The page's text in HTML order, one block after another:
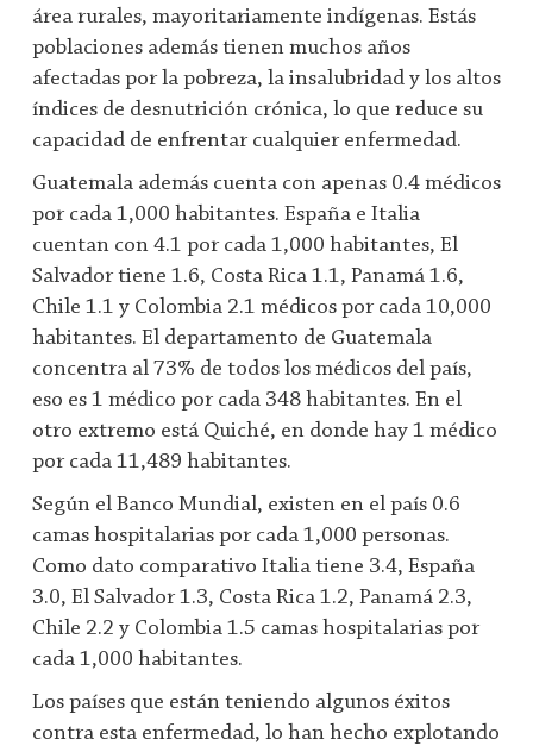
área rurales, mayoritariamente indígenas. Estás
poblaciones además tienen muchos años
afectadas por la pobreza, la insalubridad y los altos
índices de desnutrición crónica, lo que reduce su
capacidad de enfrentar cualquier enfermedad.
Guatemala además cuenta con apenas 0.4 médicos
por cada 1,000 habitantes. España e Italia
cuentan con 4.1 por cada 1,000 habitantes, El
Salvador tiene 1.6, Costa Rica 1.1, Panamá 1.6,
Chile 1.1 y Colombia 2.1 médicos por cada 10,000
habitantes. El departamento de Guatemala
concentra al 73% de todos los médicos del país,
eso es 1 médico por cada 348 habitantes. En el
otro extremo está Quiché, en donde hay 1 médico
por cada 11,489 habitantes.
Según el Banco Mundial, existen en el país 0.6
camas hospitalarias por cada 1,000 personas.
Como dato comparativo Italia tiene 3.4, España
3.0, El Salvador 1.3, Costa Rica 1.2, Panamá 2.3,
Chile 2.2 y Colombia 1.5 camas hospitalarias por
cada 1,000 habitantes.
Los países que están teniendo algunos éxitos
contra esta enfermedad, lo han hecho explotando